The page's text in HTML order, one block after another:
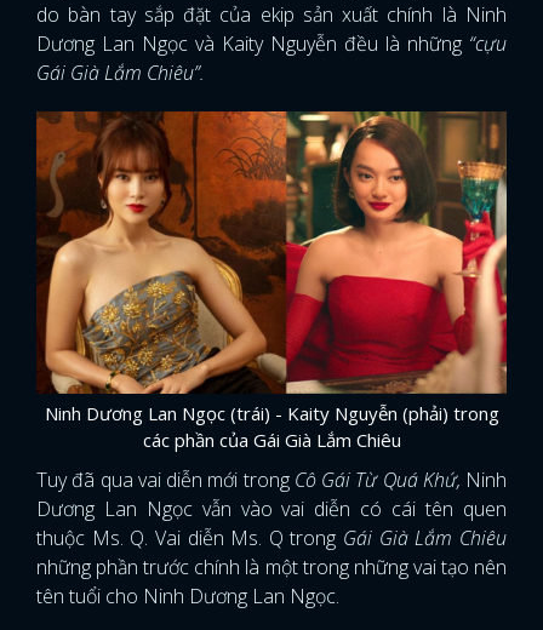
do bàn tay sắp đặt của ekip sản xuất chính là Ninh
Dương Lan Ngọc và Kaity Nguyễn đều là những “cựu
Gái Già Lắm Chiêu”.
Ninh Dương Lan Ngọc (trái) - Kaity Nguyễn (phải) trong
các phần của Gái Già Lắm Chiêu
Tuy đã qua vai diễn mới trong Cô Gái Từ Quá Khứ, Ninh
Dương Lan Ngọc vẫn vào vai diễn có cái tên quen
thuộc Ms. Q. Vai diễn Ms. Q trong Gái Già Lắm Chiêu
những phần trước chính là một trong những vai tạo nên
tên tuổi cho Ninh Dương Lan Ngọc.